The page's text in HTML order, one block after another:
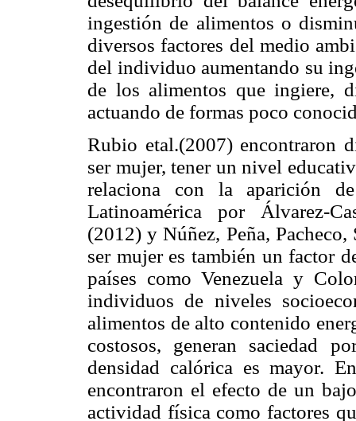
ingestión de alimentos o
diversos factores del medio
del individuo aumentando su
de los alimentos que ingiere,
actuando de formas poco
Rubio etal.(2007) encontraron
ser mujer, tener un nivel
relaciona con la aparición
Latinoamérica por Álvarez-
(2012) y Núñez, Peña,
ser mujer es también un factor
países como Venezuela y
individuos de niveles
alimentos de alto contenido
costosos, generan saciedad
densidad calórica es mayor.
encontraron el efecto de un
actividad física como factores